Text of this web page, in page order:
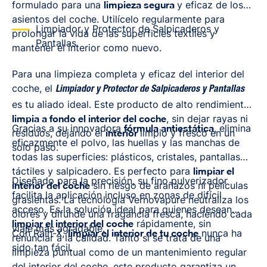
formulado para una limpieza segura y eficaz de los
asientos del coche. Utilícelo regularmente para
prolongar la vida de las superficies textiles y
mantener el interior como nuevo.
Limpiador y Protector de Salpicaderos y
Pantallas
Para una limpieza completa y eficaz del interior del
coche, el Limpiador y Protector de Salpicaderos y Pantallas
es tu aliado ideal. Este producto de alto rendimiento
limpia a fondo el interior del coche, sin dejar rayas ni
residuos, dejando elinteriorlimpio y fresco en un
solo paso.
Gracias a su innovadora fórmula antiestática, elimina
eficazmente el polvo, las huellas y las manchas de
todas las superficies: plásticos, cristales, pantallas
táctiles y salpicadero. Es perfecto para limpiar el
interior del cochesin riesgo de arañazos ni películas
grasientas. La tecnología Vernovapure neutraliza los
olores y difunde una fragancia fresca, haciendo cada
viaje más agradable.
Diseñado para la precisión, su fino pulverizador
facilita la aplicación incluso en zonas de difícil
acceso. Es la solución ideal para quienes desean
limpiar el interior del coche rápidamente, sin
renunciar a la calidad. Tanto si se trata de una
limpieza puntual como de un mantenimiento regular
Con Rain-X,limpiar el interior de tu cochenunca ha
sido tan fácil.